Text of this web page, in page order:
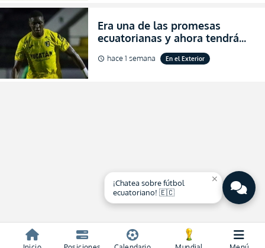
Era una de las promesas
ecuatorianas y ahora tendrá
una nueva oportunidad en
Bolivia
schedule hace 1 semana En el Exterior
close
¡Chatea sobre fútbol
ecuatoriano! 🇪🇨